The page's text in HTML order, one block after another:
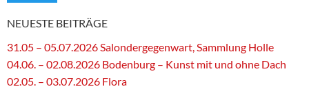
NEUESTE BEITRÄGE
31.05 – 05.07.2026 Salondergegenwart, Sammlung Holle
04.06. – 02.08.2026 Bodenburg – Kunst mit und ohne Dach
02.05. – 03.07.2026 Flora